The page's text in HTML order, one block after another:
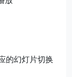
的幻灯片切换